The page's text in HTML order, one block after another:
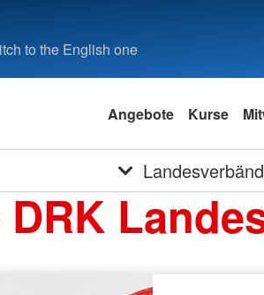
to the English one
Angebote Kurse
DRK